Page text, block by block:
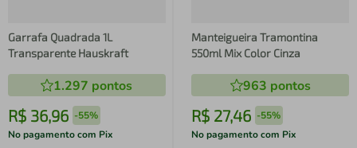
Garrafa Quadrada 1L
Transparente Hauskraft
1.297 pontos
R$ 36,96 -55%
No pagamento com Pix
Manteigueira Tramontina
550ml Mix Color Cinza
963 pontos
R$ 27,46 -55%
No pagamento com Pix